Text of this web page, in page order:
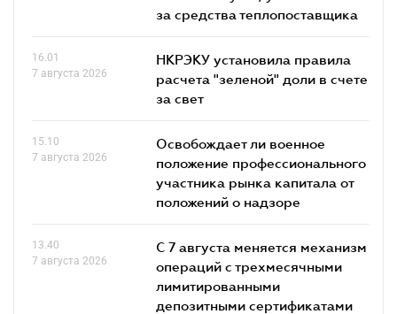
за средства теплопоставщика
16.01
7 августа 2026
НКРЭКУ установила правила
расчета "зеленой" доли в счете
за свет
15.10
7 августа 2026
Освобождает ли военное
положение профессионального
участника рынка капитала от
положений о надзоре
13.40
7 августа 2026
С 7 августа меняется механизм
операций с трехмесячными
лимитированными
депозитными сертификатами